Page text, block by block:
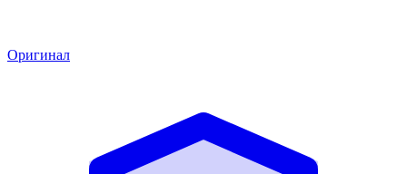
Оригинал